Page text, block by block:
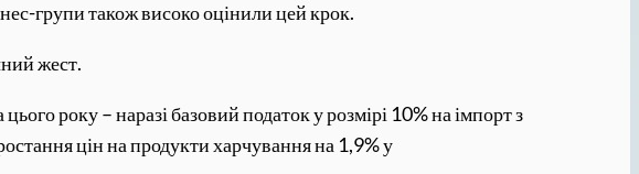
групи також високо оцінили цей крок.
жест.
року – наразі базовий податок у розмірі 10% на імпорт з
цін на продукти харчування на 1,9% у